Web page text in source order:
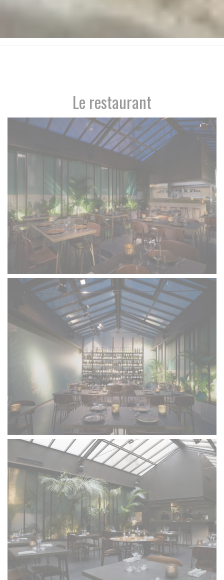
Le restaurant